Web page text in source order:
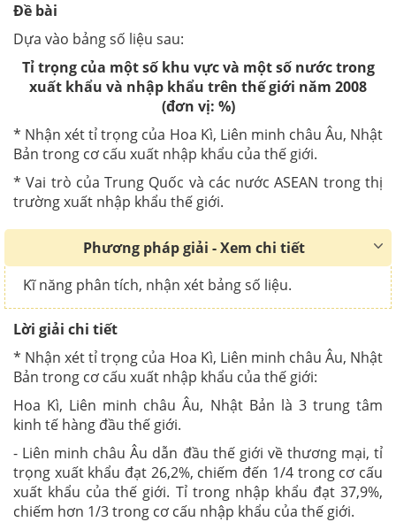
Đề bài
Dựa vào bảng số liệu sau:
Tỉ trọng của một số khu vực và một số nước trong
xuất khẩu và nhập khẩu trên thế giới năm 2008
(đơn vị: %)
* Nhận xét tỉ trọng của Hoa Kì, Liên minh châu Âu, Nhật
Bản trong cơ cấu xuất nhập khẩu của thế giới.
* Vai trò của Trung Quốc và các nước ASEAN trong thị
trường xuất nhập khẩu thế giới.
Phương pháp giải - Xem chi tiết
Kĩ năng phân tích, nhận xét bảng số liệu.
Lời giải chi tiết
* Nhận xét tỉ trọng của Hoa Kì, Liên minh châu Âu, Nhật
Bản trong cơ cấu xuất nhập khẩu của thế giới:
Hoa Kì, Liên minh châu Âu, Nhật Bản là 3 trung tâm
kinh tế hàng đầu thế giới.
- Liên minh châu Âu dẫn đầu thế giới về thương mại, tỉ
trọng xuất khẩu đạt 26,2%, chiếm đến 1/4 trong cơ cấu
xuất khẩu của thế giới. Tỉ trong nhập khẩu đạt 37,9%,
chiếm hơn 1/3 trong cơ cấu nhập khẩu của thế giới.